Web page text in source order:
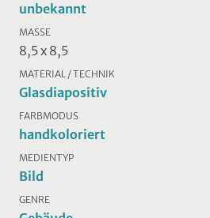
unbekannt
MASSE
8,5 x 8,5
MATERIAL / TECHNIK
Glasdiapositiv
FARBMODUS
handkoloriert
MEDIENTYP
Bild
GENRE